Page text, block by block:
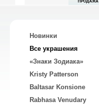
ПРОДАЖА
Новинки
Все украшения
«Знаки Зодиака»
Kristy Patterson
Baltasar Konsione
Rabhasa Venudary